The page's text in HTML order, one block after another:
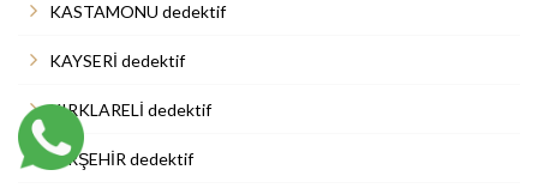
KASTAMONU dedektif
KAYSERİ dedektif
KIRKLARELİ dedektif
KIRŞEHİR dedektif